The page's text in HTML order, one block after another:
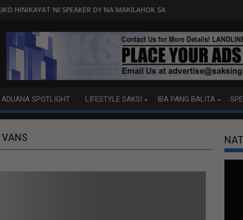
DY NA MAKILAHOK SA PAGBUO NG MGA BATASMALACAÑANG PINAAARAL NA SA DOJ ANG
ADUANA SPOTLIGHT LIFESTYLE SAKSI IBA PANG BALITA